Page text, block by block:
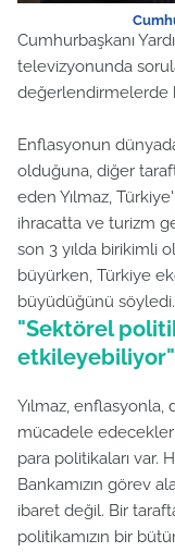
Cumhurbaşkanı
televizyonunda
değerlendirmelerde
Enflasyonun
olduğuna, diğer
eden Yılmaz,
ihracatta ve turizm
son 3 yılda birikimli
büyürken, Türkiye
büyüdüğünü söyledi.
"Sektörel
etkileyebiliyor"
Yılmaz, enflasyonla,
mücadele
para politikaları var.
Bankamızın görev
ibaret değil. Bir
politikamızın bir